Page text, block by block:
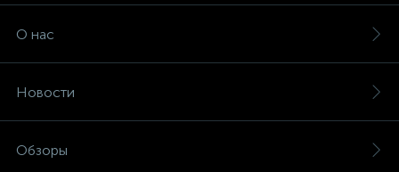
О нас
Новости
Обзоры